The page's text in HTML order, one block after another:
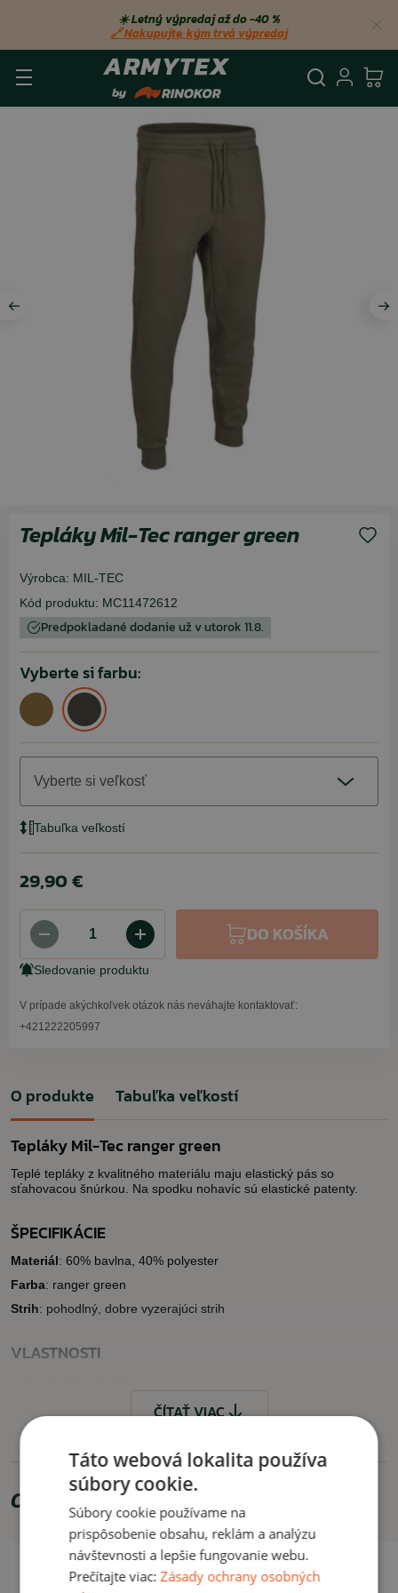
☀️ Letný výpredaj až do −40 %
🔗 Nakupujte, kým trvá výpredaj
Tepláky Mil-Tec ranger green
Výrobca: MIL-TEC
Kód produktu: MC11472612
Predpokladané dodanie už v utorok 11.8.
Vyberte si farbu:
Vyberte si veľkosť
Tabuľka veľkostí
29,90 €
DO KOŠÍKA
Sledovanie produktu
V prípade akýchkoľvek otázok nás neváhajte kontaktovať:
+421222205997
O produkte Tabuľka veľkostí
Tepláky Mil-Tec ranger green
Teplé tepláky z kvalitného materiálu maju elastický pás so
sťahovacou šnúrkou. Na spodku nohavíc sú elastické patenty.
ŠPECIFIKÁCIE
Materiál: 60% bavlna, 40% polyester
Farba: ranger green
Strih: pohodlný, dobre vyzerajúci strih
VLASTNOSTI
2 vrecká na zips a 1 zadné vrecko
pekný dizajn
VYUŽITIE
Vhodné na bežné každodenné nosenie.
ČÍTAŤ MENEJ
ČÍTAŤ VIAC
Odporúčame zakúpiť
Táto webová lokalita používa
súbory cookie.
Súbory cookie používame na
prispôsobenie obsahu, reklám a analýzu
návštevnosti a lepšie fungovanie webu.
Prečítajte viac:Zásady ochrany osobných